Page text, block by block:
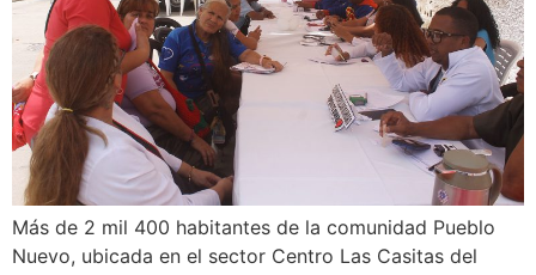
Más de 2 mil 400 habitantes de la comunidad Pueblo
Nuevo, ubicada en el sector Centro Las Casitas del